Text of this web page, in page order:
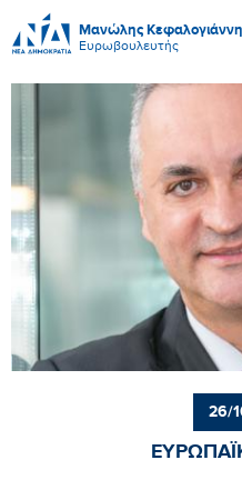
Μανώλης
Ευρωβουλευτής
26/